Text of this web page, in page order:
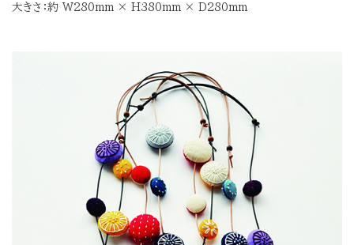
大きさ：約 W280mm × H380mm × D280mm